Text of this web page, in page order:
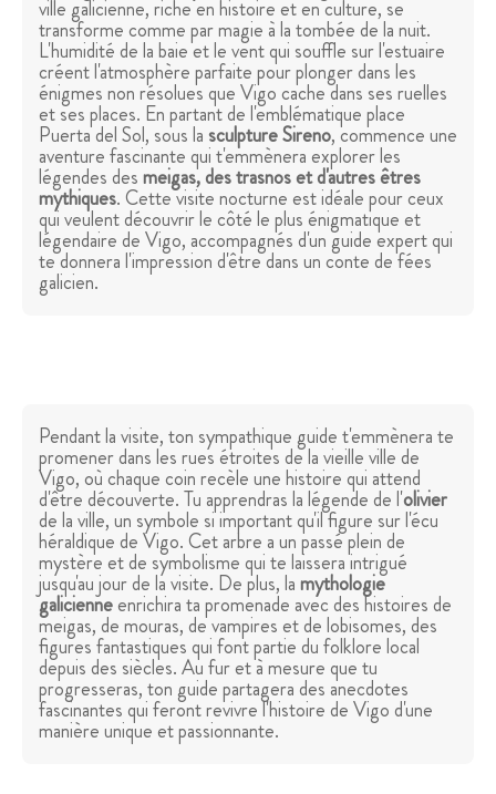
ville galicienne, riche en histoire et en culture, se
transforme comme par magie à la tombée de la nuit.
L'humidité de la baie et le vent qui souffle sur l'estuaire
créent l'atmosphère parfaite pour plonger dans les
énigmes non résolues que Vigo cache dans ses ruelles
et ses places. En partant de l'emblématique place
Puerta del Sol, sous la sculpture Sireno, commence une
aventure fascinante qui t'emmènera explorer les
légendes desmeigas, des trasnos et d'autres êtres
mythiques. Cette visite nocturne est idéale pour ceux
qui veulent découvrir le côté le plus énigmatique et
légendaire de Vigo, accompagnés d'un guide expert qui
te donnera l'impression d'être dans un conte de fées
galicien.
Pendant la visite, ton sympathique guide t'emmènera te
promener dans les rues étroites de la vieille ville de
Vigo, où chaque coin recèle une histoire qui attend
d'être découverte. Tu apprendras la légende de l'olivier
de la ville, un symbole si important qu'il figure sur l'écu
héraldique de Vigo. Cet arbre a un passé plein de
mystère et de symbolisme qui te laissera intrigué
jusqu'au jour de la visite. De plus, lamythologie
galicienneenrichira ta promenade avec des histoires de
meigas, de mouras, de vampires et de lobisomes, des
figures fantastiques qui font partie du folklore local
depuis des siècles. Au fur et à mesure que tu
progresseras, ton guide partagera des anecdotes
fascinantes qui feront revivre l'histoire de Vigo d'une
manière unique et passionnante.